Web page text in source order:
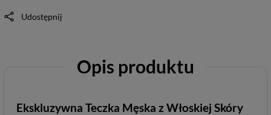
Udostępnij
Opis produktu
Ekskluzywna Teczka Męska z Włoskiej Skóry